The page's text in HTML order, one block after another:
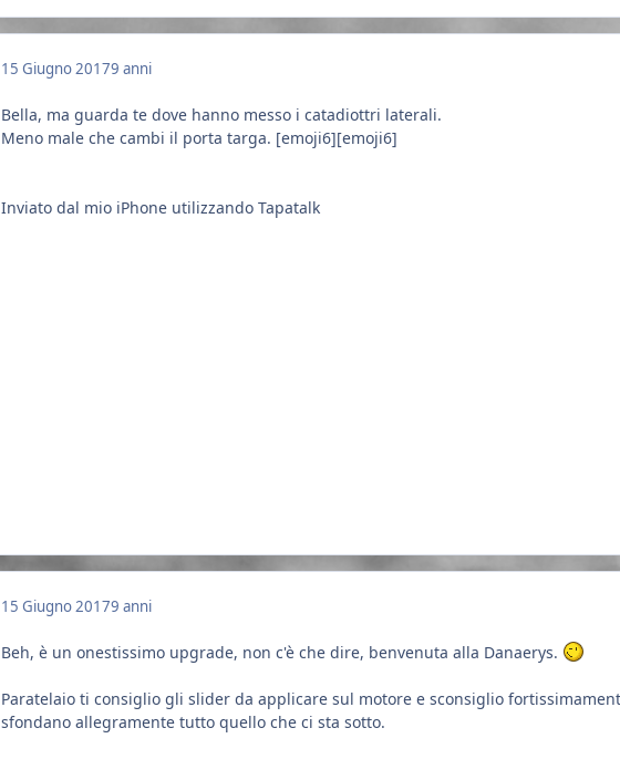
15 Giugno 20179 anni
Bella, ma guarda te dove hanno messo i catadiottri laterali.
Meno male che cambi il porta targa. [emoji6][emoji6]
Inviato dal mio iPhone utilizzando Tapatalk
15 Giugno 20179 anni
Beh, è un onestissimo upgrade, non c'è che dire, benvenuta alla Danaerys.
Paratelaio ti consiglio gli slider da applicare sul motore e sconsiglio
sfondano allegramente tutto quello che ci sta sotto.